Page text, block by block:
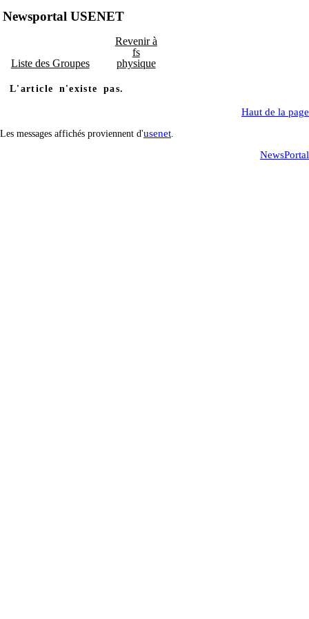
Newsportal USENET
Liste des Groupes
Revenir à
fs
physique
L'article n'existe pas.
Haut de la page
Les messages affichés proviennent d'usenet
NewsPortal